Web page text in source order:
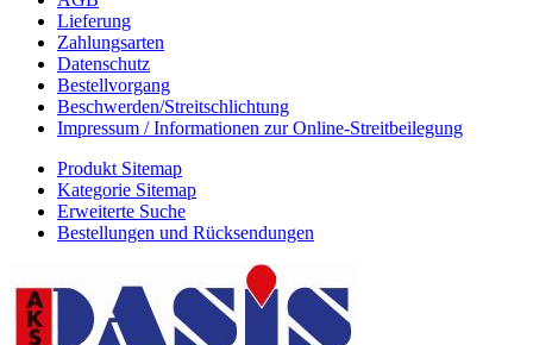
Lieferung
Zahlungsarten
Datenschutz
Bestellvorgang
Beschwerden/Streitschlichtung
Impressum / Informationen zur Online-Streitbeilegung
Produkt Sitemap
Kategorie Sitemap
Erweiterte Suche
Bestellungen und Rücksendungen